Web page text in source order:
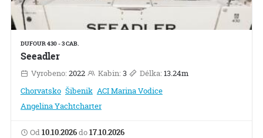
DUFOUR 430 - 3 CAB.
Seeadler
Vyrobeno: 2022 Kabin: 3 Délka: 13.24m
Chorvatsko Šibenik ACI Marina Vodice
Angelina Yachtcharter
Od10.10.2026do17.10.2026